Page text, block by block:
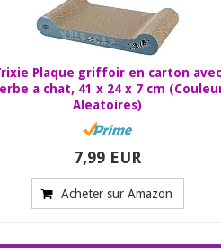
Plaque griffoir en carton avec
a chat, 41 x 24 x 7 cm
Aleatoires)
7,99 EUR
Acheter sur Amazon